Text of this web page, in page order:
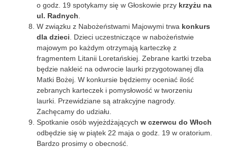
o godz. 19 spotykamy się w Głoskowie przy krzyżu na
ul. Radnych
W związku z Nabożeństwami Majowymi trwa konkurs
dla dzieci . Dzieci uczestniczące w nabożeństwie
majowym po każdym otrzymają karteczkę z
fragmentem Litanii Loretańskiej. Zebrane kartki trzeba
będzie nakleić na odwrocie laurki przygotowanej dla
Matki Bożej. W konkursie będziemy oceniać ilość
zebranych karteczek i pomysłowość w tworzeniu
laurki. Przewidziane są atrakcyjne nagrody.
Zachęcamy do udziału.
Spotkanie osób wyjeżdżających w czerwcu do Włoch
odbędzie się w piątek 22 maja o godz. 19 w oratorium.
Bardzo prosimy o obecność.